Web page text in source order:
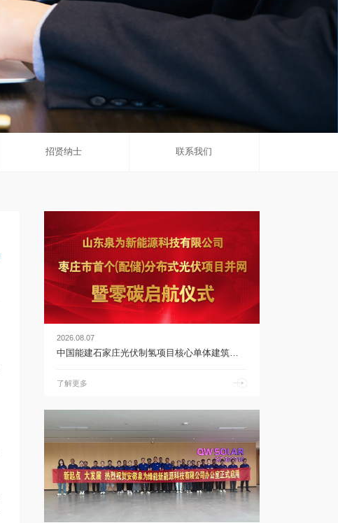
招贤纳士 联系我们
2026.08.07
中国能建石家庄光伏制氢项目核心单体建筑完成封顶 | 乐鱼体育官网app下载
了解更多